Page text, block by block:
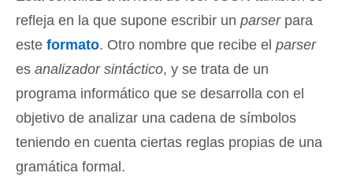
refleja en la que supone escribir un parserpara
este formato. Otro nombre que recibe el parser
es analizador sintáctico, y se trata de un
programa informático que se desarrolla con el
objetivo de analizar una cadena de símbolos
teniendo en cuenta ciertas reglas propias de una
gramática formal.